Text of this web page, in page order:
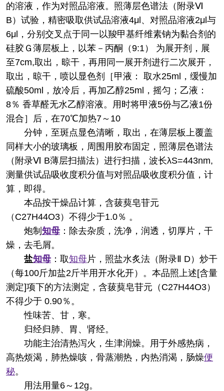
的溶液，作为对照品溶液。照薄层色谱法（附录Ⅵ
B）试验，精密吸取供试品溶液4μl、对照品溶液2μl与
6μl，分别交叉点于同一以羧甲基纤维素钠为黏合剂的
硅胶Ｇ薄层板上，以苯－丙酮（9:1） 为展开剂，展
至7cm,取出，晾干，再用同一展开剂进行二次展开，
取出，晾干，喷以显色剂［甲液： 取水25ml，缓慢加
硫酸50ml，放冷后，再加乙醇25ml，摇匀；乙液：
8％ 香草醛无水乙醇溶液。用时将甲液5份与乙液1份
混合］后，在70℃加热7～10
分钟，至斑点显色清晰，取出，在薄层板上覆盖
同样大小的玻璃板，周围用胶布固定，照薄层色谱法
（附录Ⅵ B薄层扫描法）进行扫描，波长λS=443nm,
测量供试品吸收度积分值与对照品吸收度积分值，计
算，即得。
本品按干燥品计算，含菝葜皂苷元
（C27H44O3）不得少于1.0％ 。
炮制 知母 ：除去杂质，洗净，润透，切厚片，干
燥，去毛屑。
盐知母 ：取知母片，照盐水炙法（附录Ⅱ D）炒干
（每100斤加盐2斤半用开水化开）。本品照上述[含量
测定]项下的方法测定，含菝葜皂苷元（C27H44O3）
不得少于 0.90％。
性味苦、甘，寒。
归经归肺、胃、肾经。
功能主治清热泻火，生津润燥。用于外感热病，
高热烦渴，肺热燥咳，骨蒸潮热，内热消渴，肠燥便
秘。
用法用量6～12g。